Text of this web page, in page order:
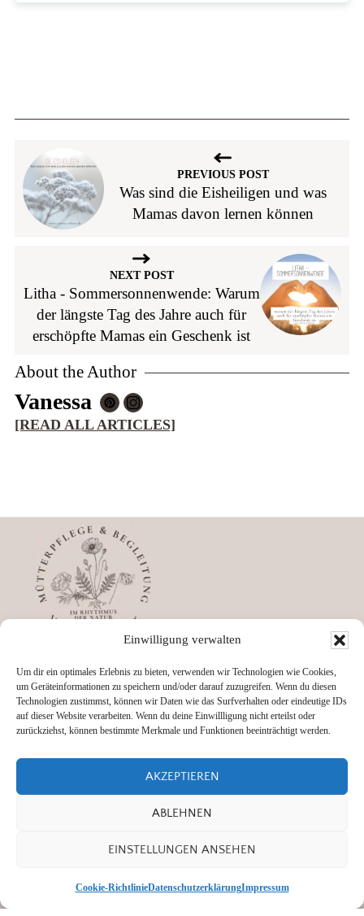
Einwilligung verwalten
Um dir ein optimales Erlebnis zu bieten, verwenden wir Technologien wie Cookies,
um Geräteinformationen zu speichern und/oder darauf zuzugreifen. Wenn du diesen
Technologien zustimmst, können wir Daten wie das Surfverhalten oder eindeutige IDs
auf dieser Website verarbeiten. Wenn du deine Einwillligung nicht erteilst oder
zurückziehst, können bestimmte Merkmale und Funktionen beeinträchtigt werden.
AKZEPTIEREN
ABLEHNEN
EINSTELLUNGEN ANSEHEN
Cookie-RichtlinieDatenschutzerklärungImpressum
PREVIOUS POST
Was sind die Eisheiligen und was
Mamas davon lernen können
NEXT POST
Litha - Sommersonnenwende: Warum
der längste Tag des Jahre auch für
erschöpfte Mamas ein Geschenk ist
About the Author
Vanessa
[READ ALL ARTICLES]
Footer
Datenschutz
AGBs